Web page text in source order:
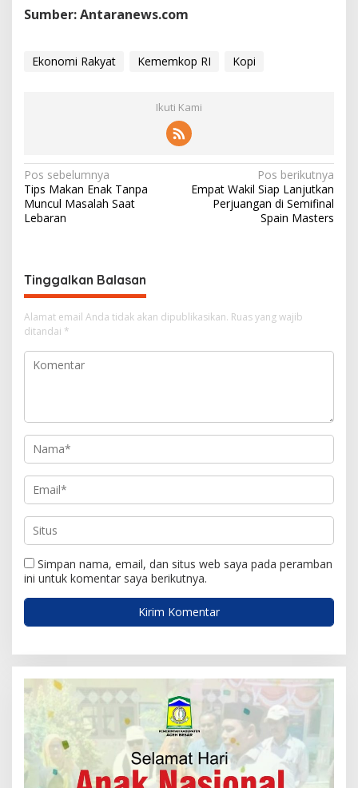
Sumber: Antaranews.com
Ekonomi Rakyat Kememkop RI Kopi
Ikuti Kami
N
a
v
g
a
s
i
p
Pos sebelumnya
Tips Makan Enak Tanpa
Muncul Masalah Saat
Lebaran
Pos berikutnya
Empat Wakil Siap Lanjutkan
Perjuangan di Semifinal
Spain Masters
Tinggalkan Balasan
Alamat email Anda tidak akan dipublikasikan. Ruas yang wajib
ditandai *
Simpan nama, email, dan situs web saya pada peramban
ini untuk komentar saya berikutnya.